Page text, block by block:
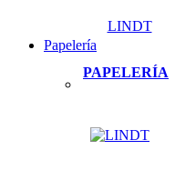
LINDT
Papelería
PAPELERÍA